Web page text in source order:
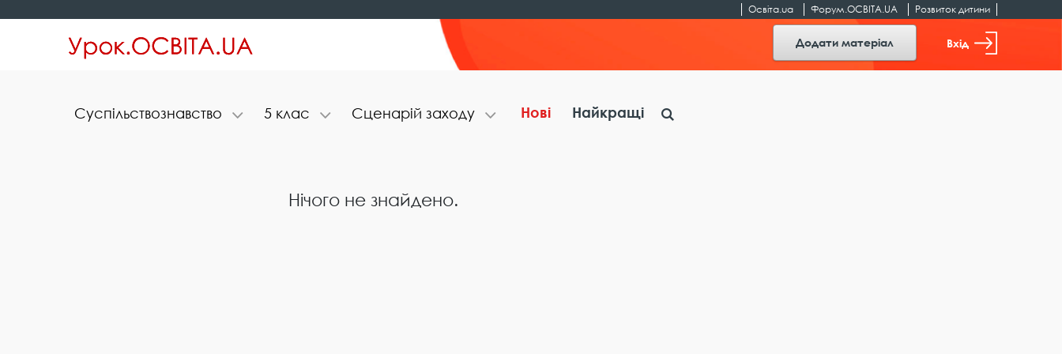
Освіта.ua Форум.ОСВІТА.UA Розвиток дитини
Додати матеріал Вхід
С​у​с​п​і​л​ь​с​т​в​о​з​н​а​в​с​т​в​о 5​ ​к​л​а​с С​ц​е​н​а​р​і​й​ ​з​а​х​о​д​у Нові Найкращі
Нічого не знайдено.